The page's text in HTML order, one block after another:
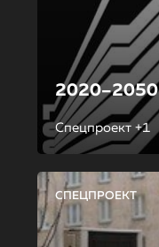
2020–2050
Спецпроект +1
СПЕЦПРОЕКТ